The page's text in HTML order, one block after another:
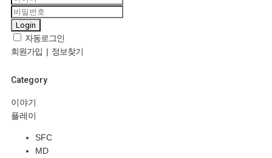
Login
자동로그인
회원가입 | 정보찾기
Category
이야기
플레이
SFC
MD